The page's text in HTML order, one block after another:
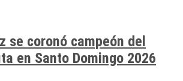
se coronó campeón del
en Santo Domingo 2026